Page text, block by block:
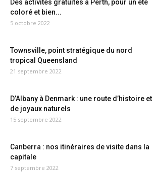
Des activités gratuites à Perth, pour un été
coloré et bien...
5 octobre 2022
Townsville, point stratégique du nord
tropical Queensland
21 septembre 2022
D’Albany à Denmark : une route d’histoire et
de joyaux naturels
15 septembre 2022
Canberra : nos itinéraires de visite dans la
capitale
7 septembre 2022